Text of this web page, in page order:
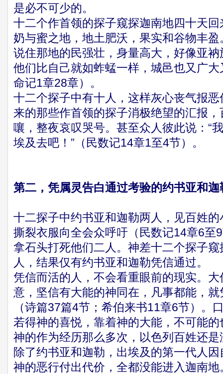
是必不可少的。
十二个作首领的探子窥探迦南地四十天
奶与蜜之地，地土肥沃，果实和谷物丰
说住那地的民强壮，身量高大，好像亚
他们比自己就如蚱蜢一样，城邑也又广
命记1章28章）。
十二个探子中有十人，这样灰心丧气报
来的那些作首领的探子消极绝望的汇报
嚷，整夜哀叹哭号。甚至众人彼此说：“
埃及去吧！”（民数记14章1至4节）。
第二，凭属灵告白通过考验的约书亚和迦
十二探子中约书亚和迦勒两人，见百姓
撕裂衣服向全会众呼吁（民数记14章6至
拿石头打死他们二人。神差十二个探子
人，结果仅有约书亚和迦勒凭信通过。
凭信而活的人，不会看重眼前的现实。
意，坚信有大能的神同在，凡事都能，
（诗篇37篇4节；希伯来书11章6节）。
若得神的喜悦，靠着神的大能，不可能
神的作为经历那么多次，以色列百姓还
除了约书亚和迦勒，出埃及的第一代人
神的恶行付出代价，全都没能进入迦南